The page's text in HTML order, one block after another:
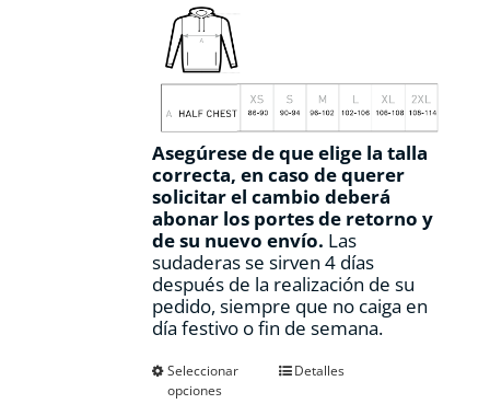
Asegúrese de que elige la talla
correcta, en caso de querer
solicitar el cambio deberá
abonar los portes de retorno y
de su nuevo envío. Las
sudaderas se sirven 4 días
después de la realización de su
pedido, siempre que no caiga en
día festivo o fin de semana.
Seleccionar
opciones
EsteDetalles